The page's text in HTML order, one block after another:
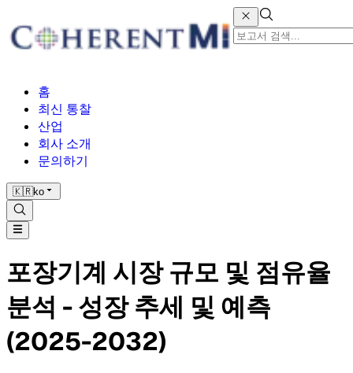
홈
최신 통찰
산업
회사 소개
문의하기
🇰🇷ko
포장기계 시장 규모 및 점유율
분석 - 성장 추세 및 예측
(2025-2032)